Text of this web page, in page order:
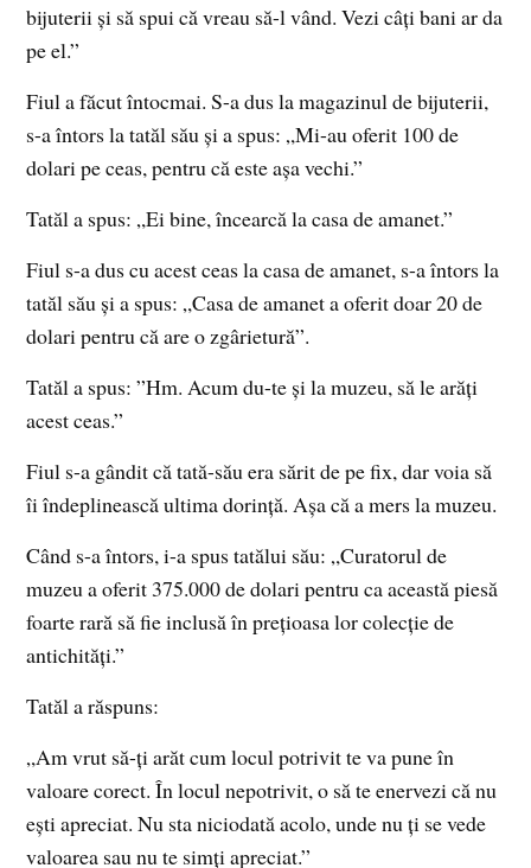
bijuterii și să spui că vreau să-l vând. Vezi câți bani ar da
pe el.”
Fiul a făcut întocmai. S-a dus la magazinul de bijuterii,
s-a întors la tatăl său și a spus: „Mi-au oferit 100 de
dolari pe ceas, pentru că este așa vechi.”
Tatăl a spus: „Ei bine, încearcă la casa de amanet.”
Fiul s-a dus cu acest ceas la casa de amanet, s-a întors la
tatăl său și a spus: „Casa de amanet a oferit doar 20 de
dolari pentru că are o zgârietură”.
Tatăl a spus: ”Hm. Acum du-te și la muzeu, să le arăți
acest ceas.”
Fiul s-a gândit că tată-său era sărit de pe fix, dar voia să
îi îndeplinească ultima dorință. Așa că a mers la muzeu.
Când s-a întors, i-a spus tatălui său: „Curatorul de
muzeu a oferit 375.000 de dolari pentru ca această piesă
foarte rară să fie inclusă în prețioasa lor colecție de
antichități.”
Tatăl a răspuns:
„Am vrut să-ți arăt cum locul potrivit te va pune în
valoare corect. În locul nepotrivit, o să te enervezi că nu
ești apreciat. Nu sta niciodată acolo, unde nu ți se vede
valoarea sau nu te simți apreciat.”